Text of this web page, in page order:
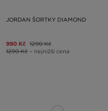
JORDAN ŠORTKY DIAMOND
990 Kč 1290 Kč
1290 Kč – nejnižší cena